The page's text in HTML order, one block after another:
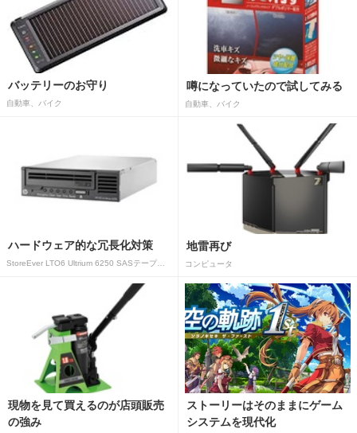
バッテリーのお守り
自動車、バイク
噂になっていたので試してみる
自動車、バイク
ハードウェア的な冗長化対策 地雷再び
コンピュータ
現物を見て買えるのが店頭販売
の強み
ストーリーはそのままにゲーム
システムを現代化